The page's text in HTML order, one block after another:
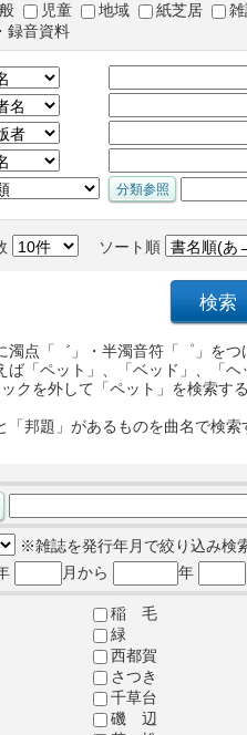
児童 地域 紙芝居
録音資料
ソート順
濁点「゛」・半濁音符「゜」を
ば「ペット」、「ベッド」、「
ックを外して「ペット」を検索
「邦題」があるものを曲名で検
※雑誌を発行年月で絞り込み検
月から 年
稲 毛
緑
西都賀
さつき
千草台
磯 辺